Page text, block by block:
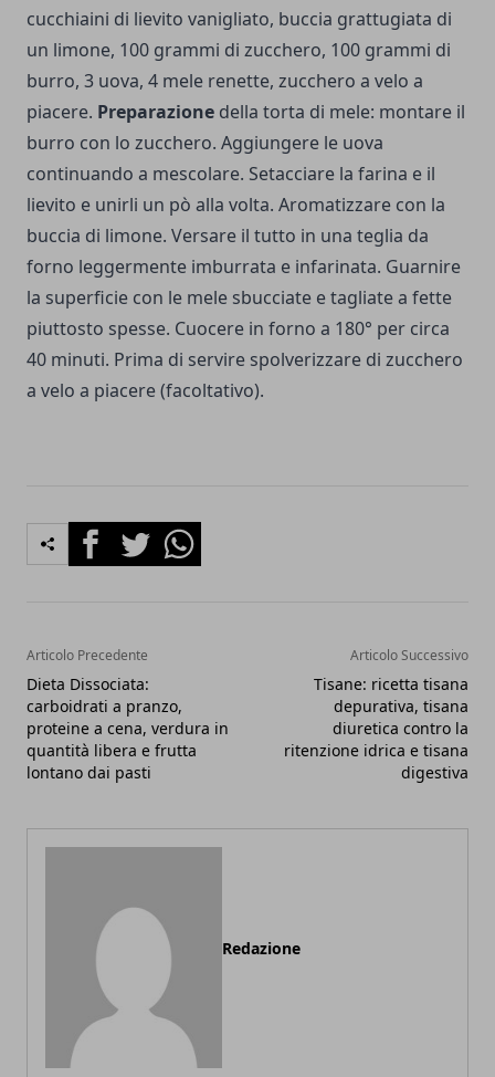
cucchiaini di lievito vanigliato, buccia grattugiata di
un limone, 100 grammi di zucchero, 100 grammi di
burro, 3 uova, 4 mele renette, zucchero a velo a
piacere. Preparazione della torta di mele: montare il
burro con lo zucchero. Aggiungere le uova
continuando a mescolare. Setacciare la farina e il
lievito e unirli un pò alla volta. Aromatizzare con la
buccia di limone. Versare il tutto in una teglia da
forno leggermente imburrata e infarinata. Guarnire
la superficie con le mele sbucciate e tagliate a fette
piuttosto spesse. Cuocere in forno a 180° per circa
40 minuti. Prima di servire spolverizzare di zucchero
a velo a piacere (facoltativo).
FacebookTwitterWhatsapp
Articolo Precedente
Dieta Dissociata:
carboidrati a pranzo,
proteine a cena, verdura in
quantità libera e frutta
lontano dai pasti
Articolo Successivo
Tisane: ricetta tisana
depurativa, tisana
diuretica contro la
ritenzione idrica e tisana
digestiva
Redazione